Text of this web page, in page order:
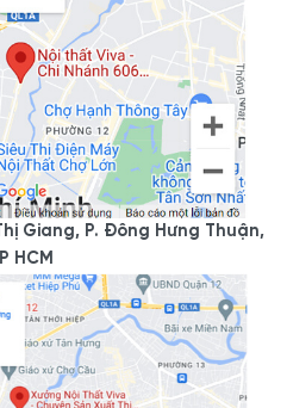
Giang, P. Đông Hưng Thuận,
HCM